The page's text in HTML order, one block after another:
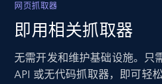
网页抓取器
即用相关抓取器
无需开发和维护基础设施。只
API 或无代码抓取器，即可轻